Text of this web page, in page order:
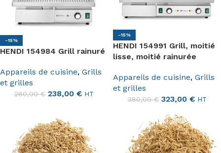
-15%
HENDI 154984 Grill rainuré
Appareils de cuisine, Grills
et grilles
280,00€ 238,00 € HT
-15%
HENDI 154991 Grill, moitié
lisse, moitié rainurée
Appareils de cuisine, Grills
et grilles
380,00€ 323,00 € HT